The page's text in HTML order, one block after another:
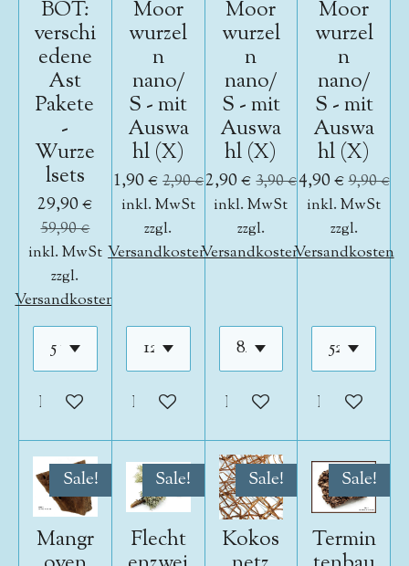
BOT:
verschi
edene
Ast
Pakete
-
Wurze
lsets
29,90 €
59,90 €
inkl. MwSt
zzgl.
Versandkosten
In den Warenkorb
Moor
wurzel
n
nano/
S - mit
Auswa
hl (X)
1,90 € 2,90 €
inkl. MwSt
zzgl.
Versandkosten
In den Warenkorb
Moor
wurzel
n
nano/
S - mit
Auswa
hl (X)
2,90 € 3,90 €
inkl. MwSt
zzgl.
Versandkosten
In den Warenkorb
Moor
wurzel
n
nano/
S - mit
Auswa
hl (X)
4,90 €9,90 €
inkl. MwSt
zzgl.
Versandkosten
In den
Sale!
Mangr
Sale!
Flecht
Sale!
Kokos
Sale!
Termin